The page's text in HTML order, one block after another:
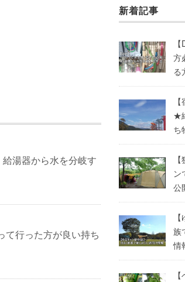
給湯器から水を分岐す
て行った方が良い持ち
新着記事
方
る
★
ち
ン
公
族
情